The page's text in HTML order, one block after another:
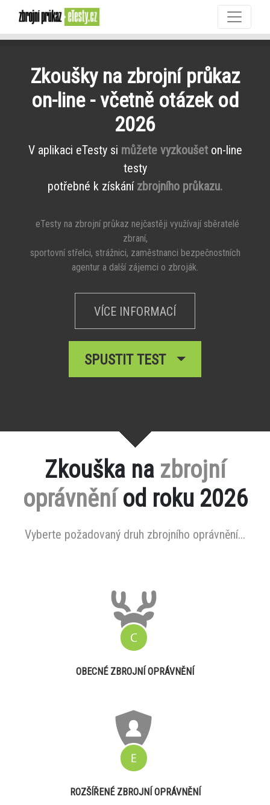
Zkoušky na zbrojní průkaz
on-line - včetně otázek od
2026
V aplikaci eTesty si můžete vyzkoušeton-line
testy
potřebné k získání zbrojního průkazu.
eTesty na zbrojní průkaz nejčastěji využívají sběratelé
zbraní,
sportovní střelci, strážnici, zaměstnanci bezpečnostních
agentur a další zájemci o zbroják.
VÍCE INFORMACÍ
SPUSTIT TEST
Zkouška na zbrojní
oprávněníod roku 2026
Vyberte požadovaný druh zbrojního oprávnění...
OBECNÉ ZBROJNÍ OPRÁVNĚNÍ
ROZŠÍŘENÉ ZBROJNÍ OPRÁVNĚNÍ